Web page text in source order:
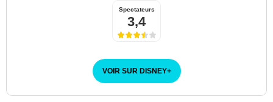
Spectateurs
3,4
VOIR SUR DISNEY+